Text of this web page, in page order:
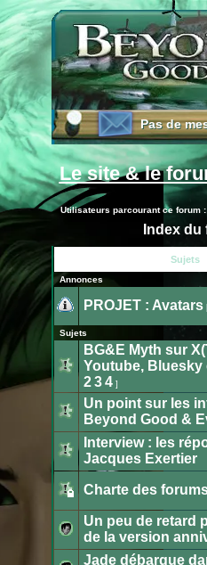
Pas de
Pas de
Le site & le
Utilisateurs parcourant ce forum :
Publier
sujet
Index du
Sujets
Annonces
message
non
PROJET : Avatars
Sujets
Aucun
message
non
BG&E Myth sur
Youtube, Bluesky
2 3 4]
Aucun
message
lu
Un point sur les
Beyond Good &
Aucun
message
non
lu
Interview : les
Jacques Exertier
sujet
est
verrouillé.
Vous
ne
pouvez
Charte des
Aucun
message
non
Un peu de retard
de la version
Jade débarque